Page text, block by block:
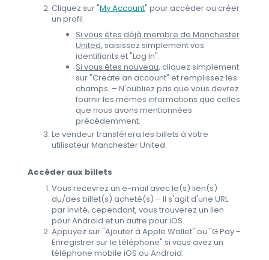
Cliquez sur "My Account" pour accéder ou créer
un profil.
Si vous êtes déjà membre de Manchester
United, saisissez simplement vos
identifiants et "Log In".
Si vous êtes nouveau, cliquez simplement
sur "Create an account" et remplissez les
champs. – N'oubliez pas que vous devrez
fournir les mêmes informations que celles
que nous avons mentionnées
précédemment.
Le vendeur transférera les billets à votre
utilisateur Manchester United.
Accéder aux billets
Vous recevrez un e-mail avec le(s) lien(s)
du/des billet(s) acheté(s) – Il s'agit d'une URL
par invité, cependant, vous trouverez un lien
pour Android et un autre pour iOS.
Appuyez sur "Ajouter à Apple Wallet" ou "G Pay -
Enregistrer sur le téléphone" si vous avez un
téléphone mobile iOS ou Android.